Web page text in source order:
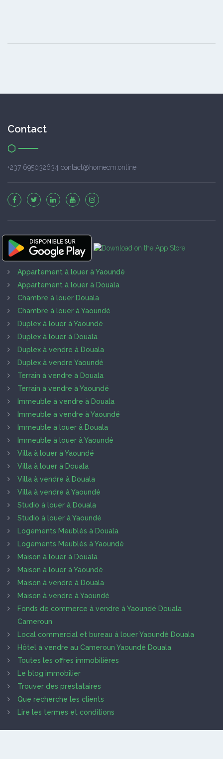
Contact
+237 695032634 contact@homecm.online
Appartement à louer à Yaoundé
Appartement à louer à Douala
Chambre à louer Douala
Chambre à louer à Yaoundé
Duplex à louer à Yaoundé
Duplex à louer à Douala
Duplex à vendre à Douala
Duplex à vendre Yaoundé
Terrain à vendre à Douala
Terrain à vendre à Yaoundé
Immeuble à vendre à Douala
Immeuble à vendre à Yaoundé
Immeuble à louer à Douala
Immeuble à louer à Yaoundé
Villa à louer à Yaoundé
Villa à louer à Douala
Villa à vendre à Douala
Villa à vendre à Yaoundé
Studio à louer à Douala
Studio à louer à Yaoundé
Logements Meublés à Douala
Logements Meublés à Yaoundé
Maison à louer à Douala
Maison à louer à Yaoundé
Maison à vendre à Douala
Maison à vendre à Yaoundé
Fonds de commerce à vendre à Yaoundé Douala
Cameroun
Local commercial et bureau à louer Yaoundé Douala
Hôtel à vendre au Cameroun Yaoundé Douala
Toutes les offres immobilières
Le blog immobilier
Trouver des prestataires
Que recherche les clients
Lire les termes et conditions